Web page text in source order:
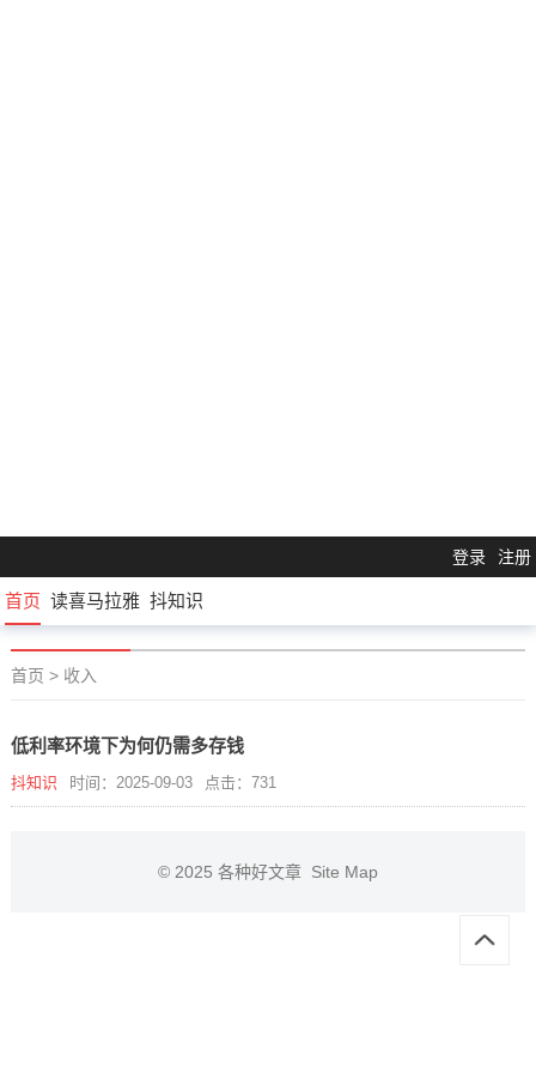
登录 注册
首页 读喜马拉雅 抖知识
首页 > 收入
低利率环境下为何仍需多存钱
抖知识 时间：2025-09-03 点击：731
© 2025 各种好文章 Site Map